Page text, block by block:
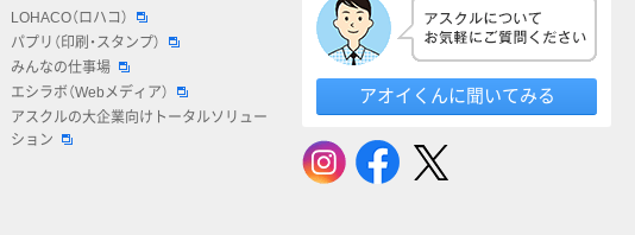
LOHACO（ロハコ）
パプリ（印刷・スタンプ）
みんなの仕事場
エシラボ（Webメディア）
アスクルの大企業向けトータルソリュー
ション
アオイくんに聞いてみる